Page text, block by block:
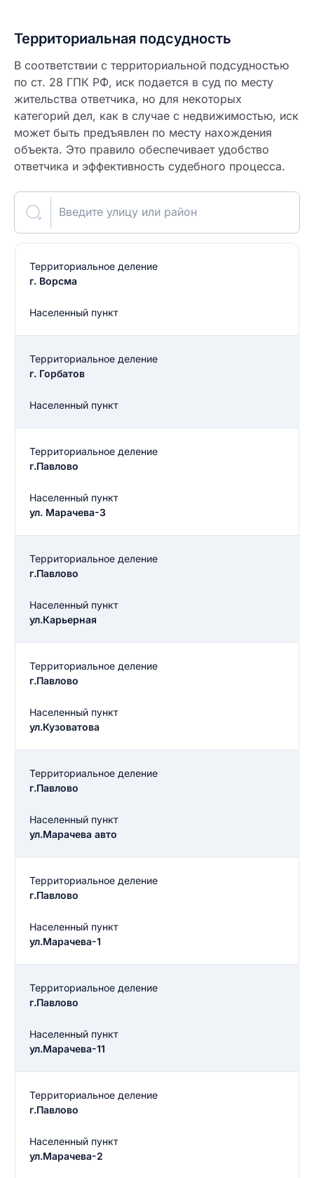
Территориальная подсудность
В соответствии с территориальной подсудностью
по ст. 28 ГПК РФ, иск подается в суд по месту
жительства ответчика, но для некоторых
категорий дел, как в случае с недвижимостью, иск
может быть предъявлен по месту нахождения
объекта. Это правило обеспечивает удобство
ответчика и эффективность судебного процесса.
Введите улицу или район
Территориальное деление
г. Ворсма
Населенный пункт
Территориальное деление
г. Горбатов
Населенный пункт
Территориальное деление
г.Павлово
Населенный пункт
ул. Марачева-3
Территориальное деление
г.Павлово
Населенный пункт
ул.Карьерная
Территориальное деление
г.Павлово
Населенный пункт
ул.Кузоватова
Территориальное деление
г.Павлово
Населенный пункт
ул.Марачева авто
Территориальное деление
г.Павлово
Населенный пункт
ул.Марачева-1
Территориальное деление
г.Павлово
Населенный пункт
ул.Марачева-11
Территориальное деление
г.Павлово
Населенный пункт
ул.Марачева-2
Введите свое имя
Введите свой e-mail